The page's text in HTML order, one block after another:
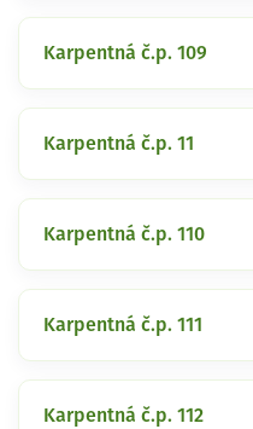
Karpentná č.p. 109
Karpentná č.p. 11
Karpentná č.p. 110
Karpentná č.p. 111
Karpentná č.p. 112